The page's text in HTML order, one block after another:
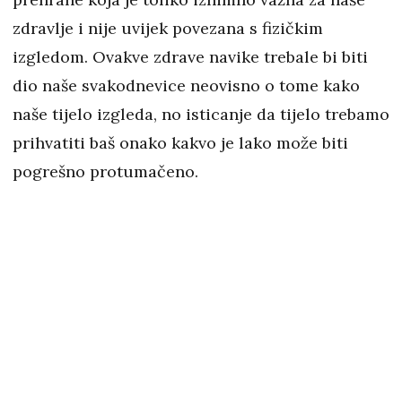
zdravlje i nije uvijek povezana s fizičkim
izgledom. Ovakve zdrave navike trebale bi biti
dio naše svakodnevice neovisno o tome kako
naše tijelo izgleda, no isticanje da tijelo trebamo
prihvatiti baš onako kakvo je lako može biti
pogrešno protumačeno.